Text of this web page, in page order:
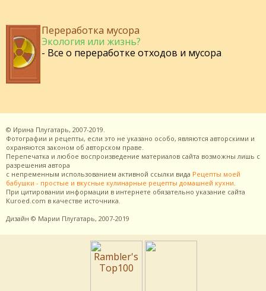
Переработка мусора
Экология или жизнь?
- Все о переработке отходов и мусора
© Ирина Плугатарь, 2007-2019.
Фотографии и рецепты, если это не указано особо, являются авторскими и
охраняются законом об авторском праве.
Перепечатка и любое воспроизведение материалов сайта возможны лишь с
разрешения автора
с непременным использованием активной ссылки вида Рецепты моей
бабушки - простые и вкусные кулинарные рецепты домашней кухни.
При цитировании информации в интернете обязательно указание сайта
Kuroed.com в качестве источника.
Дизайн © Марии Плугатарь, 2007-2019